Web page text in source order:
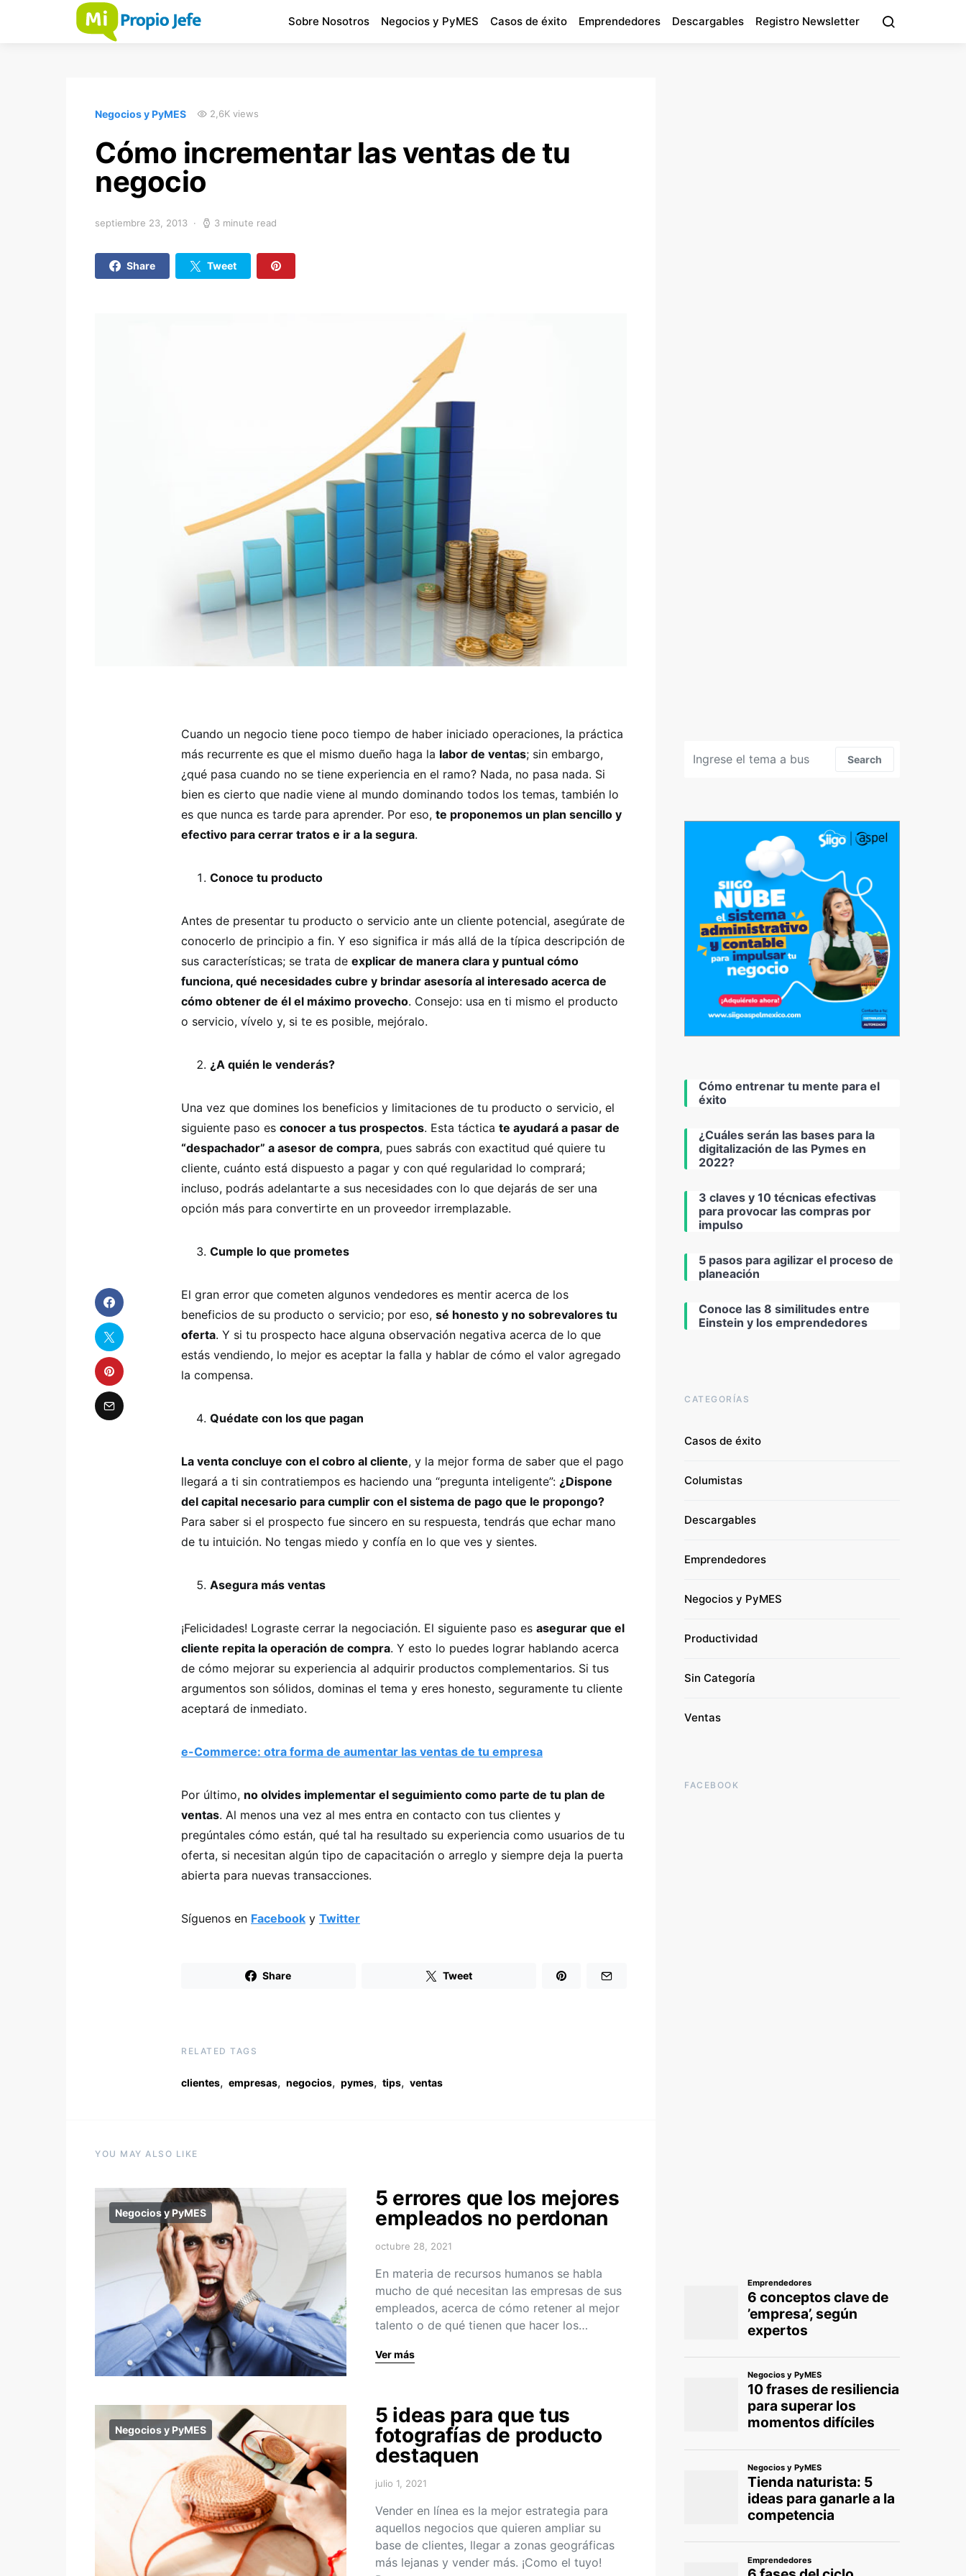
Sobre Nosotros Negocios y PyMES Casos de éxito Emprendedores Descargables Registro Newsletter
Negocios y PyMES 2,6K views
Cómo incrementar las ventas de tu
negocio
septiembre 23, 2013 3 minute read
Share Tweet
Cuando un negocio tiene poco tiempo de haber iniciado operaciones, la práctica
más recurrente es que el mismo dueño haga la labor de ventas; sin embargo,
¿qué pasa cuando no se tiene experiencia en el ramo? Nada, no pasa nada. Si
bien es cierto que nadie viene al mundo dominando todos los temas, también lo
es que nunca es tarde para aprender. Por eso, te proponemos un plan sencillo y
efectivo para cerrar tratos e ir a la segura.
Conoce tu producto
Antes de presentar tu producto o servicio ante un cliente potencial, asegúrate de
conocerlo de principio a fin. Y eso significa ir más allá de la típica descripción de
sus características; se trata de explicar de manera clara y puntual cómo
funciona, qué necesidades cubre y brindar asesoría al interesado acerca de
cómo obtener de él el máximo provecho. Consejo: usa en ti mismo el producto
o servicio, vívelo y, si te es posible, mejóralo.
¿A quién le venderás?
Una vez que domines los beneficios y limitaciones de tu producto o servicio, el
siguiente paso es conocer a tus prospectos. Esta táctica te ayudará a pasar de
“despachador” a asesor de compra, pues sabrás con exactitud qué quiere tu
cliente, cuánto está dispuesto a pagar y con qué regularidad lo comprará;
incluso, podrás adelantarte a sus necesidades con lo que dejarás de ser una
opción más para convertirte en un proveedor irremplazable.
Cumple lo que prometes
El gran error que cometen algunos vendedores es mentir acerca de los
beneficios de su producto o servicio; por eso, sé honesto y no sobrevalores tu
oferta. Y si tu prospecto hace alguna observación negativa acerca de lo que
estás vendiendo, lo mejor es aceptar la falla y hablar de cómo el valor agregado
la compensa.
Quédate con los que pagan
La venta concluye con el cobro al cliente, y la mejor forma de saber que el pago
llegará a ti sin contratiempos es haciendo una “pregunta inteligente”: ¿Dispone
del capital necesario para cumplir con el sistema de pago que le propongo?
Para saber si el prospecto fue sincero en su respuesta, tendrás que echar mano
de tu intuición. No tengas miedo y confía en lo que ves y sientes.
Asegura más ventas
¡Felicidades! Lograste cerrar la negociación. El siguiente paso es asegurar que el
cliente repita la operación de compra. Y esto lo puedes lograr hablando acerca
de cómo mejorar su experiencia al adquirir productos complementarios. Si tus
argumentos son sólidos, dominas el tema y eres honesto, seguramente tu cliente
aceptará de inmediato.
e-Commerce: otra forma de aumentar las ventas de tu empresa
Por último, no olvides implementar el seguimiento como parte de tu plan de
ventas. Al menos una vez al mes entra en contacto con tus clientes y
pregúntales cómo están, qué tal ha resultado su experiencia como usuarios de tu
oferta, si necesitan algún tipo de capacitación o arreglo y siempre deja la puerta
abierta para nuevas transacciones.
Síguenos en Facebook y Twitter
Share Tweet
RELATED TAGS
clientes, empresas, negocios, pymes, tips, ventas
YOU MAY ALSO LIKE
Negocios y PyMES
5 errores que los mejores
empleados no perdonan
octubre 28, 2021
En materia de recursos humanos se habla
mucho de qué necesitan las empresas de sus
empleados, acerca de cómo retener al mejor
talento o de qué tienen que hacer los…
Ver más
Negocios y PyMES
5 ideas para que tus
fotografías de producto
destaquen
julio 1, 2021
Vender en línea es la mejor estrategia para
aquellos negocios que quieren ampliar su
base de clientes, llegar a zonas geográficas
más lejanas y vender más. ¡Como el tuyo!
Search
Cómo entrenar tu mente para el
éxito
¿Cuáles serán las bases para la
digitalización de las Pymes en
2022?
3 claves y 10 técnicas efectivas
para provocar las compras por
impulso
5 pasos para agilizar el proceso de
planeación
Conoce las 8 similitudes entre
Einstein y los emprendedores
CATEGORÍAS
Casos de éxito
Columistas
Descargables
Emprendedores
Negocios y PyMES
Productividad
Sin Categoría
Ventas
FACEBOOK